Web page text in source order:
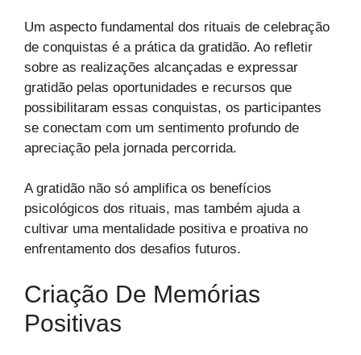
Um aspecto fundamental dos rituais de celebração
de conquistas é a prática da gratidão. Ao refletir
sobre as realizações alcançadas e expressar
gratidão pelas oportunidades e recursos que
possibilitaram essas conquistas, os participantes
se conectam com um sentimento profundo de
apreciação pela jornada percorrida.
A gratidão não só amplifica os benefícios
psicológicos dos rituais, mas também ajuda a
cultivar uma mentalidade positiva e proativa no
enfrentamento dos desafios futuros.
Criação De Memórias
Positivas